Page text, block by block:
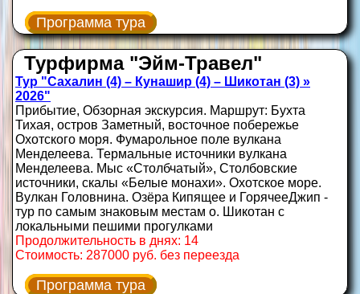
Программа тура
Турфирма "Эйм-Травел"
Тур "Сахалин (4) – Кунашир (4) – Шикотан (3) »
2026"
Прибытие, Обзорная экскурсия. Маршрут: Бухта
Тихая, остров Заметный, восточное побережье
Охотского моря. Фумарольное поле вулкана
Менделеева. Термальные источники вулкана
Менделеева. Мыс «Столбчатый», Столбовские
источники, скалы «Белые монахи». Охотское море.
Вулкан Головнина. Озёра Кипящее и ГорячееДжип -
тур по самым знаковым местам о. Шикотан с
локальными пешими прогулками
Продолжительность в днях: 14
Стоимость: 287000 руб. без переезда
Программа тура